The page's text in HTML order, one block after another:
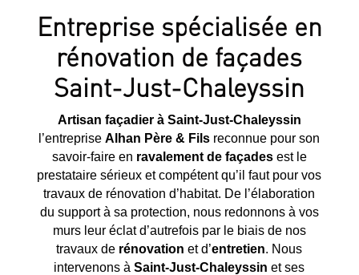
Entreprise spécialisée en
rénovation de façades
Saint-Just-Chaleyssin
Artisan façadier à Saint-Just-Chaleyssin
l’entrepriseAlhan Père & Fils reconnue pour son
savoir-faire en ravalement de façadesest le
prestataire sérieux et compétent qu’il faut pour vos
travaux de rénovation d’habitat. De l’élaboration
du support à sa protection, nous redonnons à vos
murs leur éclat d’autrefois par le biais de nos
travaux de rénovation et d’entretien. Nous
intervenons àSaint-Just-Chaleyssin et ses